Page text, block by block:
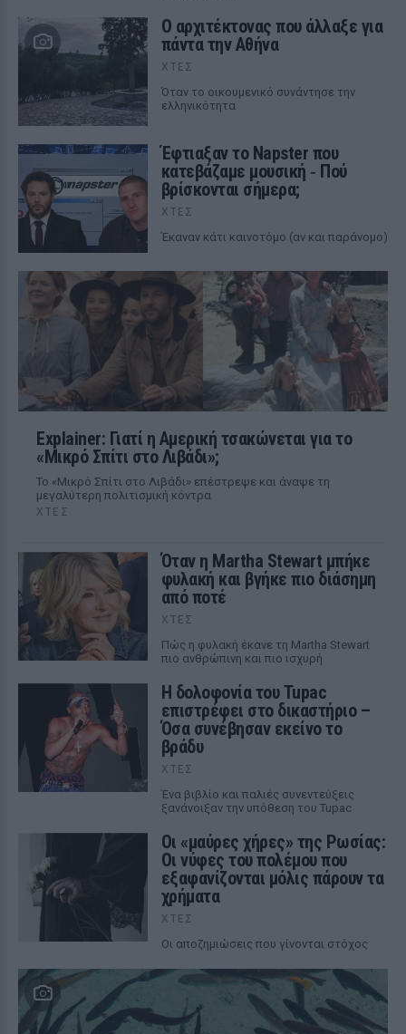
Ο αρχιτέκτονας που άλλαξε για
πάντα την Αθήνα
ΧΤΕΣ
Όταν το οικουμενικό συνάντησε την
ελληνικότητα
Έφτιαξαν το Napster που
κατεβάζαμε μουσική ‑ Πού
βρίσκονται σήμερα;
ΧΤΕΣ
Έκαναν κάτι καινοτόμο (αν και παράνομο)
Explainer: Γιατί η Αμερική τσακώνεται για το
«Μικρό Σπίτι στο Λιβάδι»;
Το «Μικρό Σπίτι στο Λιβάδι» επέστρεψε και άναψε τη
μεγαλύτερη πολιτισμική κόντρα
ΧΤΕΣ
Όταν η Martha Stewart μπήκε
φυλακή και βγήκε πιο διάσημη
από ποτέ
ΧΤΕΣ
Πώς η φυλακή έκανε τη Martha Stewart
πιο ανθρώπινη και πιο ισχυρή
Η δολοφονία του Tupac
επιστρέφει στο δικαστήριο –
Όσα συνέβησαν εκείνο το
βράδυ
ΧΤΕΣ
Ένα βιβλίο και παλιές συνεντεύξεις
ξανάνοιξαν την υπόθεση του Tupac
Οι «μαύρες χήρες» της Ρωσίας:
Οι νύφες του πολέμου που
εξαφανίζονται μόλις πάρουν τα
χρήματα
ΧΤΕΣ
Οι αποζημιώσεις που γίνονται στόχος